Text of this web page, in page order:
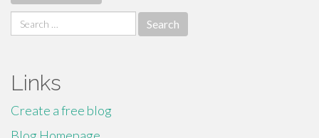
Search
for:
Links
Create a free blog